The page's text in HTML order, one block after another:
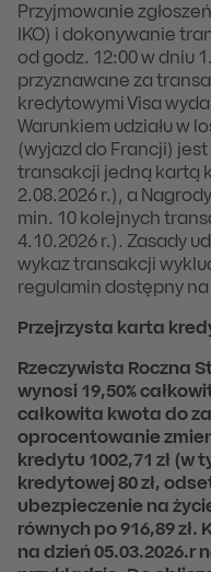
Przyjmowanie
IKO) i dokonywanie
od godz. 12:00 w dniu
przyznawane za
kredytowymi Visa
Warunkiem udziału w
(wyjazd do Francji)
transakcji jedną kartą
2.08.2026 r.), a
min. 10 kolejnych
4.10.2026 r.). Zasady
wykaz transakcji
regulamin dostępny
Przejrzysta karta
Rzeczywista Roczna
wynosi 19,50%
całkowita kwota do
oprocentowanie
kredytu 1002,71 zł (w
kredytowej 80 zł,
ubezpieczenie na
równych po 916,89
na dzień 05.03.2026.r